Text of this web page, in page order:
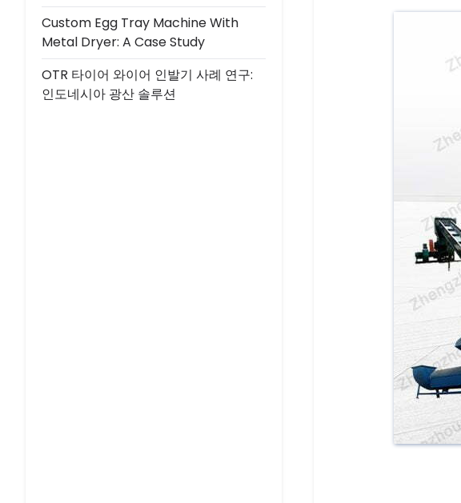
Custom Egg Tray Machine With
Metal Dryer: A Case Study
OTR 타이어 와이어 인발기 사례 연구:
인도네시아 광산 솔루션